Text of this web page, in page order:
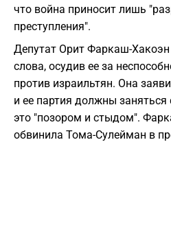
что война приносит лишь
преступления".
Депутат Орит Фаркаш-Хакоэн
слова, осудив ее за
против израильтян. Она
и ее партия должны
это "позором и стыдом".
обвинила Тома-Сулейман в